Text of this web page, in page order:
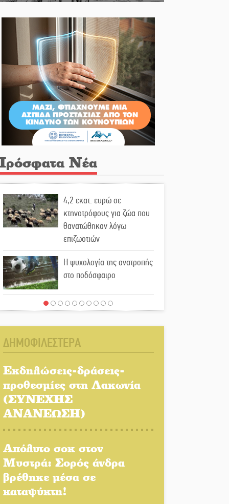
Νέα
4,2 εκατ. ευρώ σε
κτηνοτρόφους για ζώα που
θανατώθηκαν λόγω
επιζωοτιών
Η ψυχολογία της ανατροπής
στο ποδόσφαιρο
Ένα «ταξίδι» τέχνης και
Τα Λαγκάδια κρατούν
πέτρας
Στους ρυθμούς της
Ελεωνόρας Ζουγανέλη το
Πλούσιο πολιτιστικό
πρόγραμμα δίνει «χρώμα»
στον Αύγουστο του Λαχίου
Χασισοφυτεία στην
ΔΗΜΟΦΙΛΕΣΤΕΡΑ
Εκδηλώσεις-δράσεις-
προθεσμίες στη Λακωνία
(ΣΥΝΕΧΗΣ
ΑΝΑΝΕΩΣΗ)
Απόλυτο σοκ στον
Μυστρά: Σορός άνδρα
βρέθηκε μέσα σε
καταψύκτη!